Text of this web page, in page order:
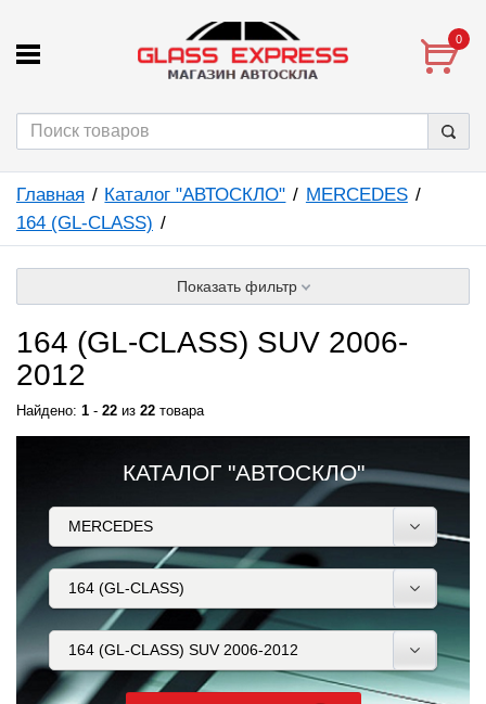
0
Главная Каталог "АВТОСКЛО"
MERCEDES
164 (GL-CLASS)
Показать фильтр
164 (GL-CLASS) SUV 2006-
2012
Найдено: 1 - 22 из 22 товара
КАТАЛОГ "АВТОСКЛО"